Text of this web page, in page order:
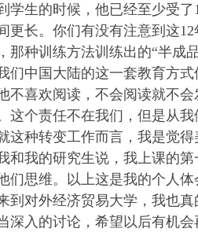
学生的时候，他已经至少受
更长。你们有没有注意到这
那种训练方法训练出的“半成
们中国大陆的这一套教育方
不喜欢阅读，不会阅读就不
这个责任不在我们，但是从
这种转变工作而言，我是觉
和我的研究生说，我上课的
们思维。以上这是我的个人体
到对外经济贸易大学，我也
深入的讨论，希望以后有机会